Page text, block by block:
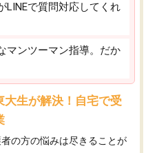
LINEで質問対応してくれ
マンツーマン指導。だか
大生が解決！自宅で受
の方の悩みは尽きることが